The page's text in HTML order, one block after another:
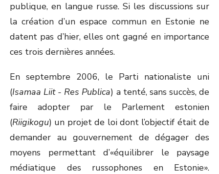
publique, en langue russe. Si les discussions sur
la création d’un espace commun en Estonie ne
datent pas d’hier, elles ont gagné en importance
ces trois dernières années.
En septembre 2006, le Parti nationaliste uni
(Isamaa Liit - Res Publica) a tenté, sans succès, de
faire adopter par le Parlement estonien
(Riigikogu) un projet de loi dont l’objectif était de
demander au gouvernement de dégager des
moyens permettant d’«équilibrer le paysage
médiatique des russophones en Estonie».